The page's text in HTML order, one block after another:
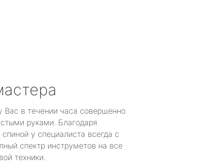
Вас в течении часа совершенно
руками. Благодаря
у специалиста всегда с
спектр инструметов на все
техники.